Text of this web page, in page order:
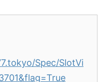
Spec/SlotVi